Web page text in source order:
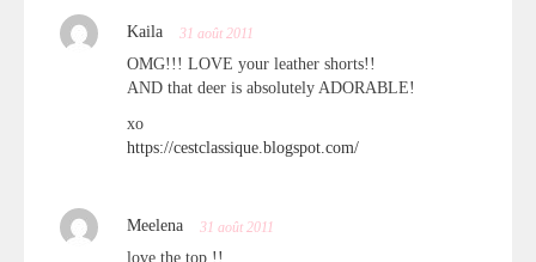
Kaila 31 août 2011
OMG!!! LOVE your leather shorts!!
AND that deer is absolutely ADORABLE!
xo
https://cestclassique.blogspot.com/
Meelena 31 août 2011
love the top !!